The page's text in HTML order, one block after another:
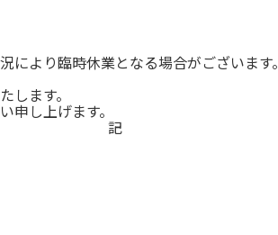
より臨時休業となる場合がございます。
ます。
し上げます。
記